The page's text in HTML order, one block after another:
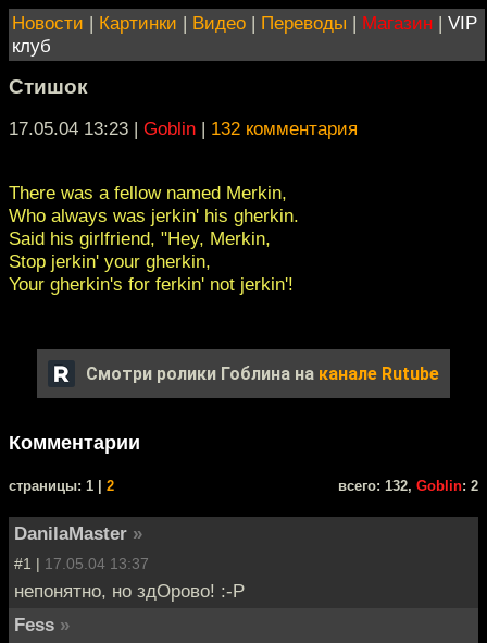
Новости | Картинки | Видео | Переводы | Магазин | VIP
клуб
Стишок
17.05.04 13:23 | Goblin | 132 комментария
There was a fellow named Merkin,
Who always was jerkin' his gherkin.
Said his girlfriend, "Hey, Merkin,
Stop jerkin' your gherkin,
Your gherkin's for ferkin' not jerkin'!
Смотри ролики Гоблина на канале Rutube
Комментарии
cтраницы: 1 | 2 всего: 132, Goblin: 2
DanilaMaster »
#1 | 17.05.04 13:37
непонятно, но здОрово! :-P
Fess »